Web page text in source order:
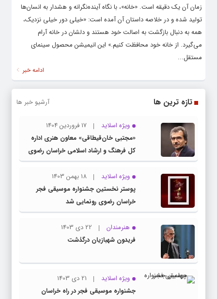
زمان آن یک دقیقه است. «خانه»، با نگاه آینده‌نگرانه و هشدار به انسان‌ها
تولید شده و در خلاصه داستان آن آمده است: «خیلی دور خیلی نزدیک،
همه به دنبال بازگشت به اصالت خود هستند و دلشان در خانه آرام
می‌گیرد. از خانه خود محافظت کنیم.» این انیمیشن محصول سینمای
مستقل...
ادامه خبر
تازه ترین ها آرشیو خبر ها
ویژه اسلاید
17 فروردین 1404
«مجتبی خان‌قیطاقی» معاون هنری اداره
کل فرهنگ و ارشاد اسلامی خراسان رضوی
شد
ویژه اسلاید
18 بهمن 1403
پوستر نخستین جشنواره موسیقی فجر
خراسان رضوی رونمایی شد
هنرمندان
22 دی 1403
فریدون شهبازیان درگذشت
ویژه اسلاید
21 دی 1403
جشنواره موسیقی فجر در راه خراسان